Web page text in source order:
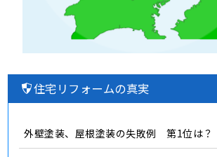
住宅リフォームの真実
外壁塗装、屋根塗装の失敗例 第1位は？